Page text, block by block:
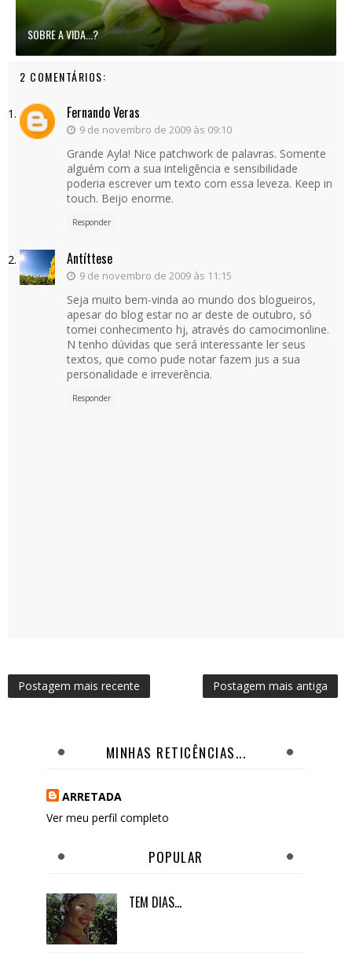
SOBRE A VIDA...?
2 COMENTÁRIOS:
Fernando Veras
9 de novembro de 2009 às 09:10
Grande Ayla! Nice patchwork de palavras. Somente
alguém com a sua inteligência e sensibilidade
poderia escrever um texto com essa leveza. Keep in
touch. Beijo enorme.
Responder
Antíttese
9 de novembro de 2009 às 11:15
Seja muito bem-vinda ao mundo dos blogueiros,
apesar do blog estar no ar deste de outubro, só
tomei conhecimento hj, através do camocimonline.
N tenho dúvidas que será interessante ler seus
textos, que como pude notar fazem jus a sua
personalidade e irreverência.
Responder
Postagem mais recente Postagem mais antiga
MINHAS RETICÊNCIAS...
ARRETADA
Ver meu perfil completo
POPULAR
TEM DIAS...